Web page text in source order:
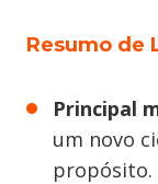
Resumo de
Principal
um novo
propósito.